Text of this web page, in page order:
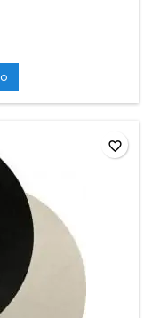
favorite_border